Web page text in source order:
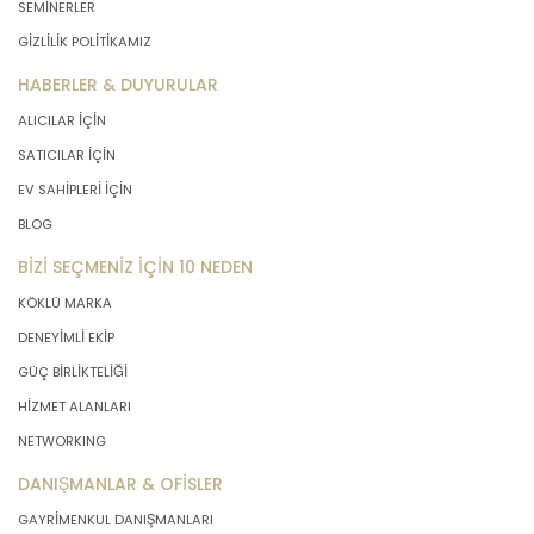
sunmakla yükümlüdür. Kişisel veriler
belirtilen meşru ve hukuka uygun
amaçlar dışında işlenmeyecektir..
4. İşlendikleri Amaçla Bağlantılı, Sınırlı
ve Ölçülü Olma
MASTERTURK FRANCHİSİNG
A.Ş. kişisel verileri belirlenen
amaçların gerçekleştirilmesine
elverişli bir biçimde işleyecek ve
olmayan veya ihtiyaç duyulmayan
kişisel verilerin işlenmesinden
SEMİNERLER
GİZLİLİK POLİTİKAMIZ
HABERLER & DUYURULAR
ALICILAR İÇİN
SATICILAR İÇİN
EV SAHİPLERİ İÇİN
BLOG
BİZİ SEÇMENİZ İÇİN 10 NEDEN
KÖKLÜ MARKA
DENEYİMLİ EKİP
GÜÇ BİRLİKTELİĞİ
HİZMET ALANLARI
NETWORKING
DANIŞMANLAR & OFİSLER
GAYRİMENKUL DANIŞMANLARI